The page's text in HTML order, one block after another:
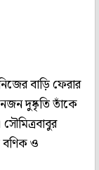
বাড়ি ফেরার
দুষ্কৃতি তাঁকে
বণিক ও